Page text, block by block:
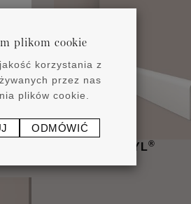
CF1 WALLSTYL®
plikom cookie
korzystania z
przez nas
plików cookie.
ODMÓWIĆ